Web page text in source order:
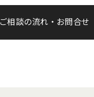
ご相談の流れ・お問合せ